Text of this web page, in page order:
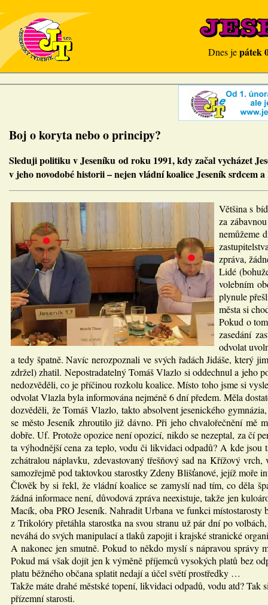
Dnes jepátek
Boj o koryta nebo o principy?
Sleduji politiku v Jeseníku od roku 1991, kdy začal vycházet
v jeho novodobé historii – nejen vládní koalice Jeseník srdcem
Většina s
za
nemůžeme
zpráva,
Lidé
volebním
plynule
města si
Pokud o
zasedání
odvolat
a tedy špatně. Navíc nerozpoznali ve svých řadách Jidáše, který
zdržel) zhatil. Nepostradatelný Tomáš Vlazlo si oddechnul a jeho
nedozvěděli, co je příčinou rozkolu koalice. Místo toho jsme si
odvolat Vlazla byla informována nejméně 6 dní předem. Měla
dozvěděli, že Tomáš Vlazlo, takto absolvent jesenického
se město Jeseník zhroutilo již dávno. Při jeho chvalořečnění mě
dobře. Uf. Protože opozice není opozicí, nikdo se nezeptal, za čí
ta výhodnější cena za teplo, vodu či likvidaci odpadů? A kde jsou
zchátralou náplavku, zdevastovaný třešňový sad na Křížový
samozřejmě pod taktovkou starostky Zdeny Blišťanové, jejíž moře
Člověk by si řekl, že vládní koalice se zamyslí nad tím, co děla
žádná informace není, důvodová zpráva neexistuje, takže jen
Macík, oba PRO Jeseník. Nahradit Urbana ve funkci
z Trikolóry přetáhla starostka na svou stranu už pár dní po
neváhá do svých manipulací a tlaků zapojit i krajské stranické
A nakonec jen smutně. Pokud to někdo myslí s nápravou správy
Pokud má však dojít jen k výměně příjemců vysokých platů bez
platu běžného občana splatit nedají a účel světí prostředky …
Takže máte drahé městské topení, likvidaci odpadů, vodu atd?
přízemní starosti.